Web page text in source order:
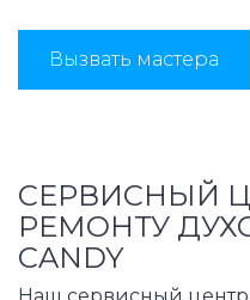
Вызвать мастера
СЕРВИСНЫЙ
РЕМОНТУ
CANDY